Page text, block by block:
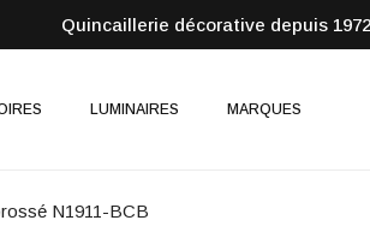
Quincaillerie décorative depuis 1972
LUMINAIRES MARQUES
N1911-BCB